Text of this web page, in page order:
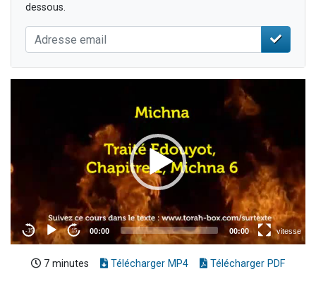
dessous.
7 minutes Télécharger MP4 Télécharger PDF